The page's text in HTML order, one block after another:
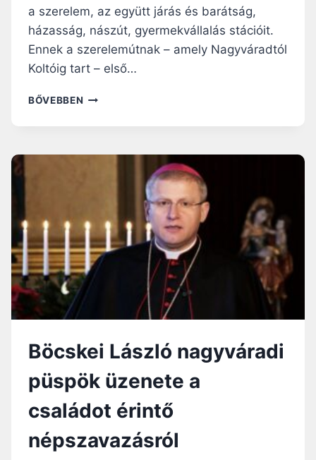
a szerelem, az együtt járás és barátság,
házasság, nászút, gyermekvállalás stációit.
Ennek a szerelemútnak – amely Nagyváradtól
Koltóig tart – első…
BŐVEBBEN CSABA
CSALÁDOT
NÉPSZAVAZÁSRÓL
Böcskei László nagyváradi
püspök üzenete a
családot érintő
népszavazásról